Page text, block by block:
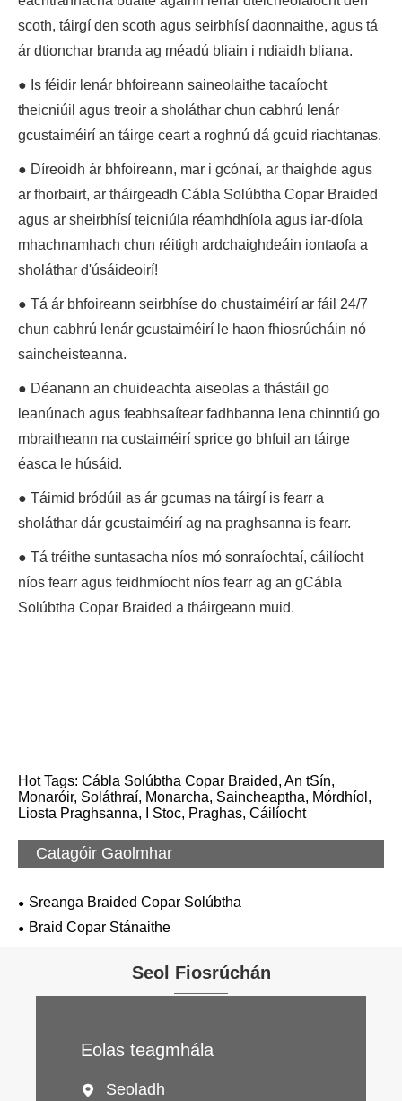
scoth, táirgí den scoth agus seirbhísí daonnaithe, agus tá
ár dtionchar branda ag méadú bliain i ndiaidh bliana.
● Is féidir lenár bhfoireann saineolaithe tacaíocht
theicniúil agus treoir a sholáthar chun cabhrú lenár
gcustaiméirí an táirge ceart a roghnú dá gcuid riachtanas.
● Díreoidh ár bhfoireann, mar i gcónaí, ar thaighde agus
ar fhorbairt, ar tháirgeadh Cábla Solúbtha Copar Braided
agus ar sheirbhísí teicniúla réamhdhíola agus iar-díola
mhachnamhach chun réitigh ardchaighdeáin iontaofa a
sholáthar d'úsáideoirí!
● Tá ár bhfoireann seirbhíse do chustaiméirí ar fáil 24/7
chun cabhrú lenár gcustaiméirí le haon fhiosrúcháin nó
saincheisteanna.
● Déanann an chuideachta aiseolas a thástáil go
leanúnach agus feabhsaítear fadhbanna lena chinntiú go
mbraitheann na custaiméirí sprice go bhfuil an táirge
éasca le húsáid.
● Táimid bródúil as ár gcumas na táirgí is fearr a
sholáthar dár gcustaiméirí ag na praghsanna is fearr.
● Tá tréithe suntasacha níos mó sonraíochtaí, cáilíocht
níos fearr agus feidhmíocht níos fearr ag an gCábla
Solúbtha Copar Braided a tháirgeann muid.
Hot Tags: Cábla Solúbtha Copar Braided, An tSín,
Monaróir, Soláthraí, Monarcha, Saincheaptha, Mórdhíol,
Liosta Praghsanna, I Stoc, Praghas, Cáilíocht
Catagóir Gaolmhar
Sreanga Braided Copar Solúbtha
Braid Copar Stánaithe
Seol Fiosrúchán
Eolas teagmhála
 Seoladh